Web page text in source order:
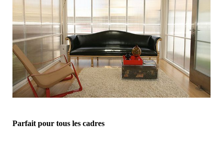
Parfait pour tous les cadres